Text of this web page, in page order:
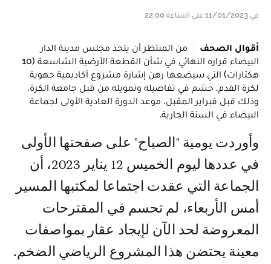
في 11/01/2023 على الساعة 22:00
أقوال الصحف
من المنتظر أن يتخذ مجلس مدينة الدار
البيضاء قراره النهائي في شأن القطعة الأرضية الشاسعة (10
هكتارات) التي سيضعها رهن إشارة مشروع أكاديمية جهوية
لكرة القدم، حسَم في تفاصيله وتمويله من قبل جامعة الكرة،
وذلك قبل فبراير المقبل، موعد الدورة العادية الأولى لجماعة
البيضاء في السنة الجارية.
وأوردت يومية "الصباح" على صفحتها الأولى
في عددها ليوم الخميس 12 يناير 2023، أن
الجماعة التي عقدت اجتماعا لمكتبها المسير
أمس الأربعاء، لم تحسم في المقترحات
المعروضة لحد الآن لإيجاد عقار بمواصفات
معينة يحتضن هذا المشروع الرياضي الضخم.